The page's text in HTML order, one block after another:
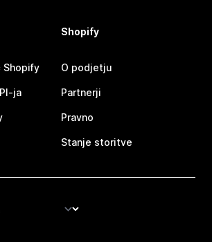
Shopify
ja
Shopify
O podjetju
Partnerji
Pravno
Stanje storitve